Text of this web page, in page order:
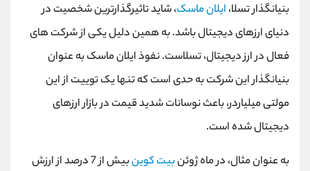
بنیانگذار تسلا، ایلان ماسک، شاید تاثیرگذارترین شخصیت در
دنیای ارزهای دیجیتال باشد. به همین دلیل یکی از شرکت های
فعال در ارز دیجیتال، تسلاست. نفوذ ایلان ماسک به عنوان
بنیانگذار این شرکت به حدی است که تنها یک توییت از این
مولتی میلیاردر، باعث نوسانات شدید قیمت در بازار ارزهای
دیجیتال شده است.
به عنوان مثال، در ماه ژوئنبیت کوین
بیش از 7 درصد از ارزش